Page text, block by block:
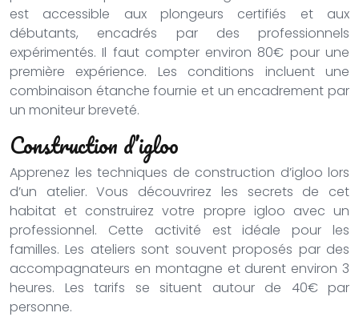
est accessible aux plongeurs certifiés et aux
débutants, encadrés par des professionnels
expérimentés. Il faut compter environ 80€ pour une
première expérience. Les conditions incluent une
combinaison étanche fournie et un encadrement par
un moniteur breveté.
Construction d’igloo
Apprenez les techniques de construction d’igloo lors
d’un atelier. Vous découvrirez les secrets de cet
habitat et construirez votre propre igloo avec un
professionnel. Cette activité est idéale pour les
familles. Les ateliers sont souvent proposés par des
accompagnateurs en montagne et durent environ 3
heures. Les tarifs se situent autour de 40€ par
personne.